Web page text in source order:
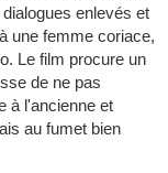
enlevés et
une femme coriace,
Le film procure un
de ne pas
à l'ancienne et
au fumet bien